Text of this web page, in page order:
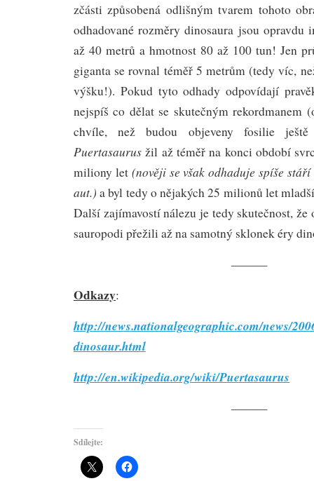
zčásti způsobená odlišným tvarem tohoto
odhadované rozměry dinosaura jsou opravdu
až 40 metrů a hmotnost 80 až 100 tun! Jen
giganta se rovnal téměř 5 metrům (tedy víc,
výšku!). Pokud tyto odhady odpovídají
nejspíš co dělat se skutečným rekordmanem
chvíle, než budou objeveny fosilie ještě
Puertasaurus žil až téměř na konci období
miliony let (nověji se však odhaduje spíše
aut.) a byl tedy o nějakých 25 milionů let
Další zajímavostí nálezu je tedy skutečnost,
sauropodi přežili až na samotný sklonek éry
———
Odkazy:
http://news.nationalgeographic.com/news/
dinosaur.html
http://en.wikipedia.org/wiki/Puertasaurus
———
Sdílejte: